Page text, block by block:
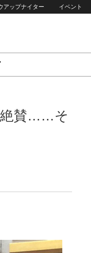
アップナイター イベント
絶賛……そ